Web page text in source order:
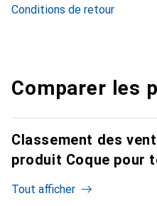
Conditions de retour
Comparer les
Classement des
produit Coque pour
Tout afficher